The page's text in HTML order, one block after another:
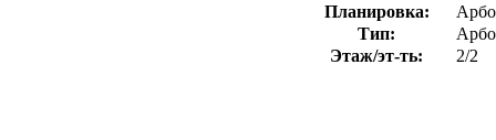
Планировка:
Тип:
Этаж/эт-ть:
2/2